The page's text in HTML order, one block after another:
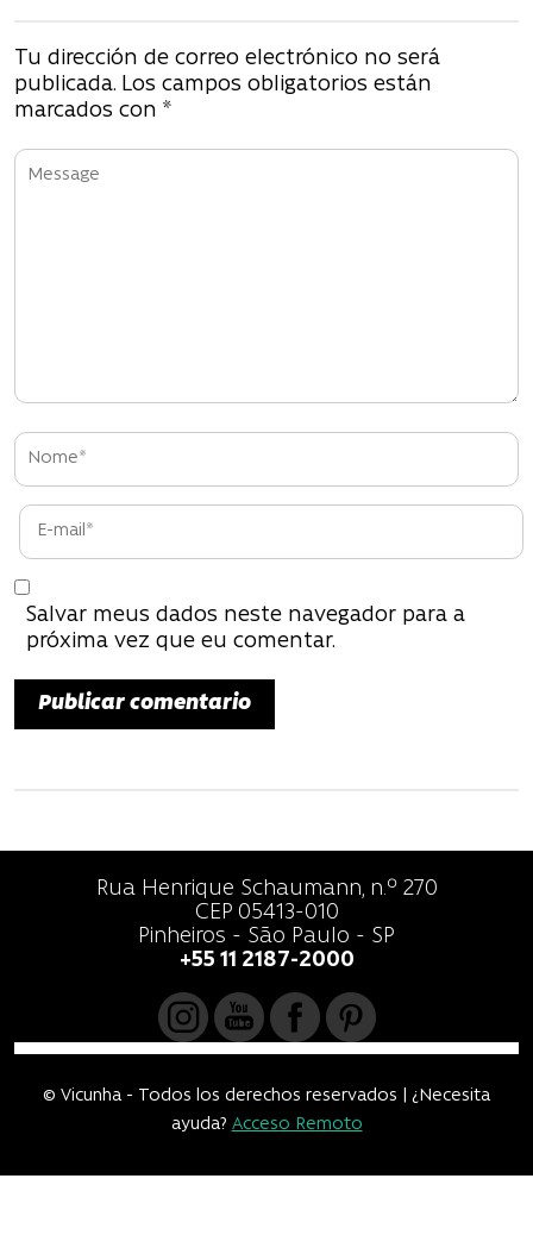
g
a
c
e
e
n
t
r
a
d
a
Tu dirección de correo electrónico no será
publicada. Los campos obligatorios están
marcados con *
Salvar meus dados neste navegador para a
próxima vez que eu comentar.
Rua Henrique Schaumann, n.º 270
CEP 05413-010
Pinheiros - São Paulo - SP
+55 11 2187-2000
© Vicunha - Todos los derechos reservados | ¿Necesita
ayuda? Acceso Remoto